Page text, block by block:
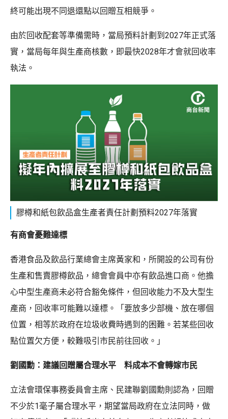
終可能出現不同退還點以回贈互相競爭。
由於回收配套等準備需時，當局預料計劃到2027年正式落
實，當局每年與生產商核數，即最快2028年才會就回收率
執法。
膠樽和紙包飲品盒生產者責任計劃預料2027年落實
有商會憂難達標
香港食品及飲品行業總會主席黃家和，所開設的公司有份
生產和售賣膠樽飲品，總會會員中亦有飲品進口商。他擔
心中型生產商未必符合豁免條件，但回收能力不及大型生
產商，回收率可能難以達標。「要放多少部機、放在哪個
位置，相等於政府在垃圾收費時遇到的困難。若某些回收
點位置欠方便，較難吸引市民前往回收。」
劉國勳：建議回贈屬合理水平 料成本不會轉嫁市民
立法會環保事務委員會主席、民建聯劉國勳則認為，回贈
不少於1毫子屬合理水平，期望當局政府在立法同時，做